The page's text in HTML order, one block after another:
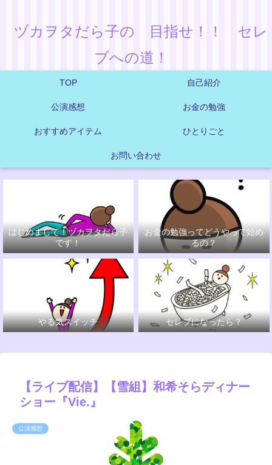
ヅカヲタだら子の 目指せ！！ セレ
ブへの道！
TOP 自己紹介
公演感想 お金の勉強
おすすめアイテム ひとりごと
お問い合わせ
はじめまして！ヅカヲタだら子
です！
お金の勉強ってどうやって始め
るの？
やる気スイッチ セレブになったら？
【ライブ配信】【雪組】和希そらディナー
ショー『Vie.』
公演感想